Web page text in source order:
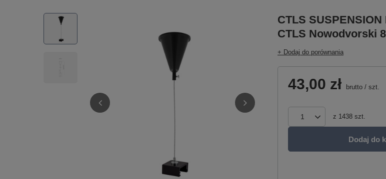
CTLS
CTLS Nowodvorski
+ Dodaj do porównania
43,00 zł brutto / szt.
z 1438 szt.
Dodaj do